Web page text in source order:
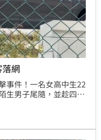
網
事件！一名女高中生22
生男子尾隨，並趁四下
狀，當場持木棍喝斥
晚已將嫌犯查緝到案。